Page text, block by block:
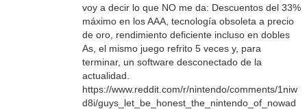
voy a decir lo que NO me da: Descuentos del 33%
máximo en los AAA, tecnología obsoleta a precio
de oro, rendimiento deficiente incluso en dobles
As, el mismo juego refrito 5 veces y, para
terminar, un software desconectado de la
actualidad.
https://www.reddit.com/r/nintendo/comments/1niw
d8i/guys_let_be_honest_the_nintendo_of_nowad